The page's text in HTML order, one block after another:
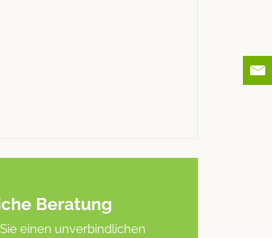
Beratung
einen unverbindlichen